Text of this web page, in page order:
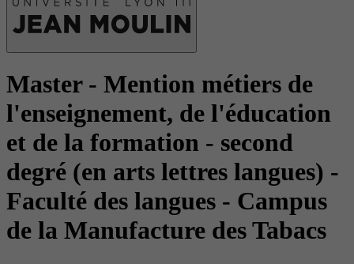
Master - Mention métiers de
l'enseignement, de l'éducation
et de la formation - second
degré (en arts lettres langues) -
Faculté des langues - Campus
de la Manufacture des Tabacs